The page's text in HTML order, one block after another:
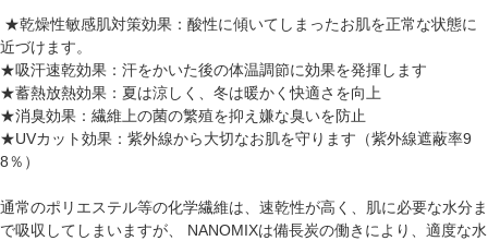
★乾燥性敏感肌対策効果：酸性に傾いてしまったお肌を正常な状態に
近づけます。
★吸汗速乾効果：汗をかいた後の体温調節に効果を発揮します
★蓄熱放熱効果：夏は涼しく、冬は暖かく快適さを向上
★消臭効果：繊維上の菌の繁殖を抑え嫌な臭いを防止
★UVカット効果：紫外線から大切なお肌を守ります（紫外線遮蔽率9
8％）
通常のポリエステル等の化学繊維は、速乾性が高く、肌に必要な水分ま
で吸収してしまいますが、 NANOMIXは備長炭の働きにより、適度な水